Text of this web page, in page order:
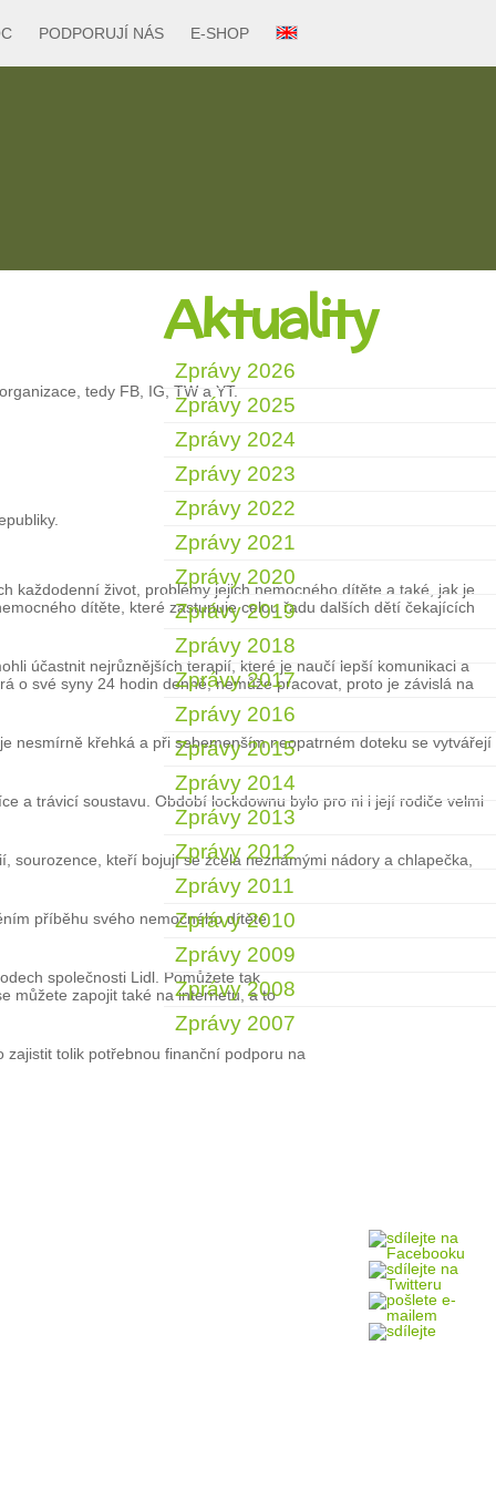
E-SHOP
PODPORUJÍ NÁS
tedy FB, IG, TW a YT.
každodenní život, problémy jejich nemocného dítěte a také, jak je
dítěte, které zastupuje celou řadu dalších dětí čekajících
účastnit nejrůznějších terapií, které je naučí lepší komunikaci a
o své syny 24 hodin denně, nemůže pracovat, proto je závislá na
nesmírně křehká a při sebemenším neopatrném doteku se vytvářejí
a trávicí soustavu. Období lockdownu bylo pro ni i její rodiče velmi
kteří bojují se zcela neznámými nádory a chlapečka,
příběhu svého nemocného dítěte.
společnosti Lidl. Pomůžete tak
můžete zapojit také na internetu, a to
tolik potřebnou finanční podporu na
Aktuality
Zprávy 2026
Zprávy 2025
Zprávy 2024
Zprávy 2023
Zprávy 2022
Zprávy 2021
Zprávy 2020
Zprávy 2019
Zprávy 2018
Zprávy 2017
Zprávy 2016
Zprávy 2015
Zprávy 2014
Zprávy 2013
Zprávy 2012
Zprávy 2011
Zprávy 2010
Zprávy 2009
Zprávy 2008
Zprávy 2007